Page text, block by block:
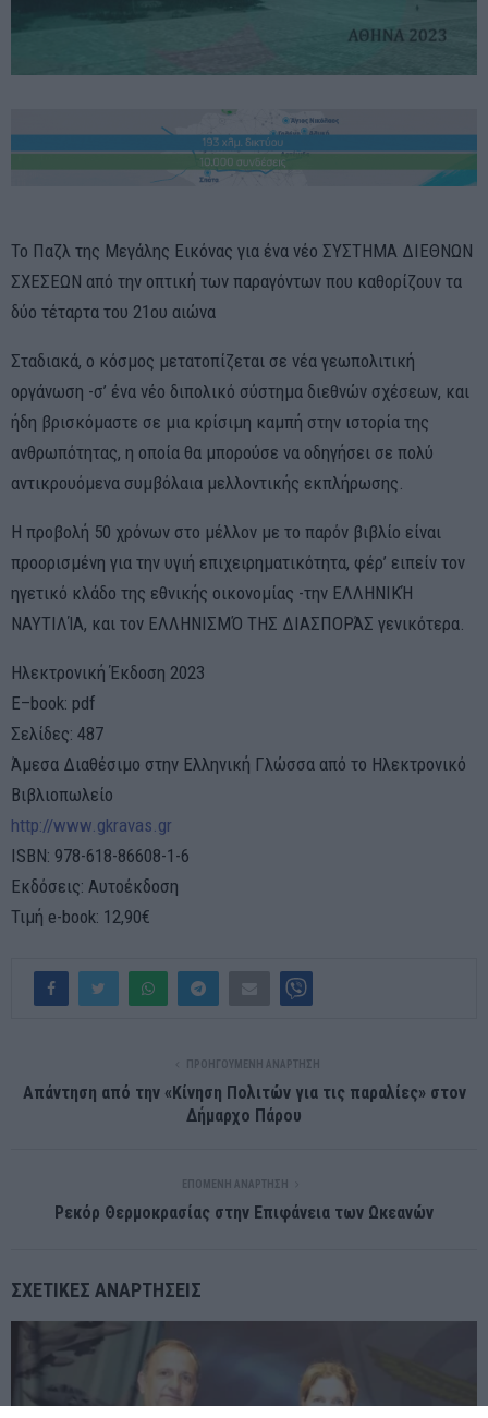
Το Παζλ της Μεγάλης Εικόνας για ένα νέο ΣΥΣΤΗΜΑ ΔΙΕΘΝΩΝ
ΣΧΕΣΕΩΝ από την οπτική των παραγόντων που καθορίζουν τα
δύο τέταρτα του 21ου αιώνα
Σταδιακά, ο κόσμος μετατοπίζεται σε νέα γεωπολιτική
οργάνωση -σ’ ένα νέο διπολικό σύστημα διεθνών σχέσεων, και
ήδη βρισκόμαστε σε μια κρίσιμη καμπή στην ιστορία της
ανθρωπότητας, η οποία θα μπορούσε να οδηγήσει σε πολύ
αντικρουόμενα συμβόλαια μελλοντικής εκπλήρωσης.
Η προβολή 50 χρόνων στο μέλλον με το παρόν βιβλίο είναι
προορισμένη για την υγιή επιχειρηματικότητα, φέρ’ ειπείν τον
ηγετικό κλάδο της εθνικής οικονομίας -την ΕΛΛΗΝΙΚΉ
ΝΑΥΤΙΛΊΑ, και τον ΕΛΛΗΝΙΣΜΌ ΤΗΣ ΔΙΑΣΠΟΡΆΣ γενικότερα.
Ηλεκτρονική Έκδοση 2023
E–book: pdf
Σελίδες: 487
Άμεσα Διαθέσιμο στην Ελληνική Γλώσσα από το Ηλεκτρονικό
Βιβλιοπωλείο
http://www.gkravas.gr
ISBN: 978-618-86608-1-6
Εκδόσεις: Αυτοέκδοση
Τιμή e-book: 12,90€
ΠΡΟΗΓΟΎΜΕΝΗ ΑΝΆΡΤΗΣΗ
Απάντηση από την «Κίνηση Πολιτών για τις παραλίες» στον
Δήμαρχο Πάρου
ΕΠΌΜΕΝΗ ΑΝΆΡΤΗΣΗ
Ρεκόρ Θερμοκρασίας στην Επιφάνεια των Ωκεανών
ΣΧΕΤΙΚΈΣ ΑΝΑΡΤΉΣΕΙΣ